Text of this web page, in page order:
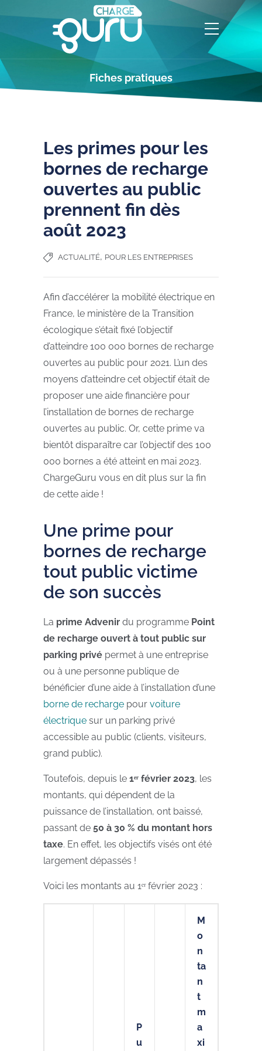
Fiches pratiques
Les primes pour les
bornes de recharge
ouvertes au public
prennent fin dès
août 2023
ACTUALITÉ, POUR LES ENTREPRISES
Afin d’accélérer la mobilité électrique en
France, le ministère de la Transition
écologique s’était fixé l’objectif
d’atteindre 100 000 bornes de recharge
ouvertes au public pour 2021. L’un des
moyens d’atteindre cet objectif était de
proposer une aide financière pour
l’installation de bornes de recharge
ouvertes au public. Or, cette prime va
bientôt disparaître car l’objectif des 100
000 bornes a été atteint en mai 2023.
ChargeGuru vous en dit plus sur la fin
de cette aide !
Une prime pour
bornes de recharge
tout public victime
de son succès
La prime Advenir du programme Point
de recharge ouvert à tout public sur
parking privé permet à une entreprise
ou à une personne publique de
bénéficier d’une aide à l’installation d’une
borne de recharge pour voiture
électrique sur un parking privé
accessible au public (clients, visiteurs,
grand public).
Toutefois, depuis le 1ᵉʳ février 2023, les
montants, qui dépendent de la
puissance de l’installation, ont baissé,
passant de 50 à 30 % du montant hors
taxe. En effet, les objectifs visés ont été
largement dépassés !
Voici les montants au 1ᵉʳ février 2023 :
P
u
M
o
n
ta
n
t
m
a
xi